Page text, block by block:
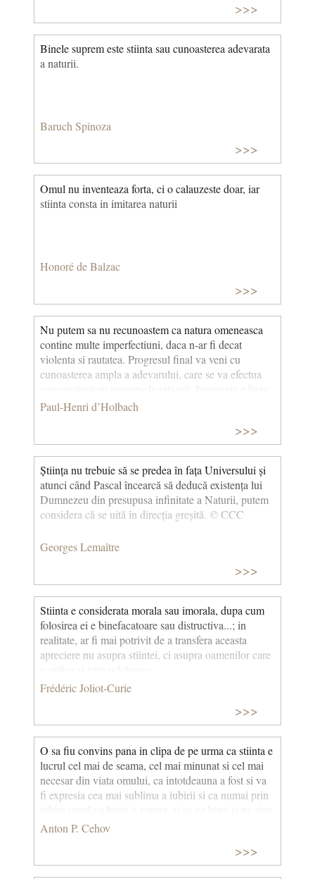
>>>
Binele suprem este stiinta sau cunoasterea adevarata
a naturii.
Baruch Spinoza
>>>
Omul nu inventeaza forta, ci o calauzeste doar, iar
stiinta consta in imitarea naturii
Honoré de Balzac
>>>
Nu putem sa nu recunoastem ca natura omeneasca
contine multe imperfectiuni, daca n-ar fi decat
violenta si rautatea. Progresul final va veni cu
cunoasterea ampla a adevarului, care se va efectua
concomitent cu progresele ratiunii. Ignoranta e baza
tuturor nenorocirilor.
Paul-Henri d’Holbach
>>>
Știința nu trebuie să se predea în fața Universului și
atunci când Pascal încearcă să deducă existența lui
Dumnezeu din presupusa infinitate a Naturii, putem
considera că se uită în direcția greșită. © CCC
Georges Lemaître
>>>
Stiinta e considerata morala sau imorala, dupa cum
folosirea ei e binefacatoare sau distructiva...; in
realitate, ar fi mai potrivit de a transfera aceasta
apreciere nu asupra stiintei, ci asupra oamenilor care
Frédéric Joliot-Curie
>>>
O sa fiu convins pana in clipa de pe urma ca stiinta e
lucrul cel mai de seama, cel mai minunat si cel mai
necesar din viata omului, ca intotdeauna a fost si va
fi expresia cea mai sublima a iubirii si ca numai prin
iubire omul va birui si natura, si se va birui si pe sine
insusi.
Anton P. Cehov
>>>